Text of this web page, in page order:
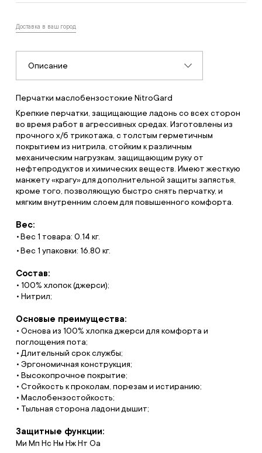
Доставка в ваш город
Описание
Перчатки маслобензостокие NitroGard
Крепкие перчатки, защищающие ладонь со всех сторон
во время работ в агрессивных средах. Изготовлены из
прочного х/б трикотажа, с толстым герметичным
покрытием из нитрила, стойким к различным
механическим нагрузкам, защищающим руку от
нефтепродуктов и химических веществ. Имеют жесткую
манжету «крагу» для дополнительной защиты запястья,
кроме того, позволяющую быстро снять перчатку, и
мягким внутренним слоем для повышенного комфорта.
Вес:
Вес 1 товара: 0.14 кг.
Вес 1 упаковки: 16.80 кг.
Состав:
• 100% хлопок (джерси);
• Нитрил;
Основые преимущества:
• Основа из 100% хлопка джерси для комфорта и
поглощения пота;
• Длительный срок службы;
• Эргономичная конструкция;
• Высокопрочное покрытие;
• Стойкость к проколам, порезам и истиранию;
• Маслобензостойкость;
• Тыльная сторона ладони дышит;
Защитные функции:
Ми Мп Нс Нм Нж Нт Оа